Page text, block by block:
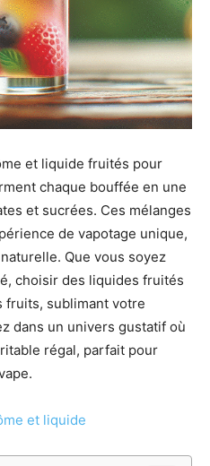
et liquide fruités pour
chaque bouffée en une
et sucrées. Ces mélanges
de vapotage unique,
Que vous soyez
choisir des liquides fruités
fruits, sublimant votre
dans un univers gustatif où
régal, parfait pour
et liquide